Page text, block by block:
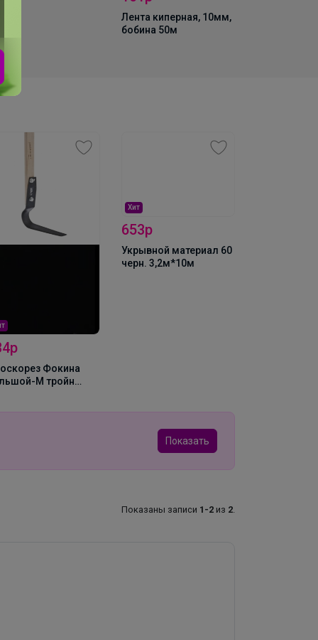
Лента киперная, 10мм,
бобина 50м
Фокина
М тройн
Хит
653р
Укрывной материал 60
черн. 3,2м*10м
Показать
Показаны записи 1-2 из 2.